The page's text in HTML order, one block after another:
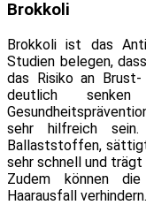
Brokkoli
Brokkoli ist das
Studien be­le­gen,
das Risiko an
deut­lich
sehr hilf­reich
Ballaststoffen,
sehr schnell und trägt
Zudem kön­nen
Haarausfall verhindern.